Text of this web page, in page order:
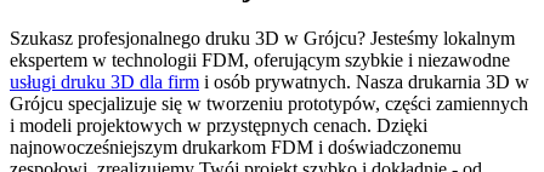
Szukasz profesjonalnego druku 3D w Grójcu? Jesteśmy lokalnym
ekspertem w technologii FDM, oferującym szybkie i niezawodne
usługi druku 3D dla firm i osób prywatnych. Nasza drukarnia 3D w
Grójcu specjalizuje się w tworzeniu prototypów, części zamiennych
i modeli projektowych w przystępnych cenach. Dzięki
najnowocześniejszym drukarkom FDM i doświadczonemu